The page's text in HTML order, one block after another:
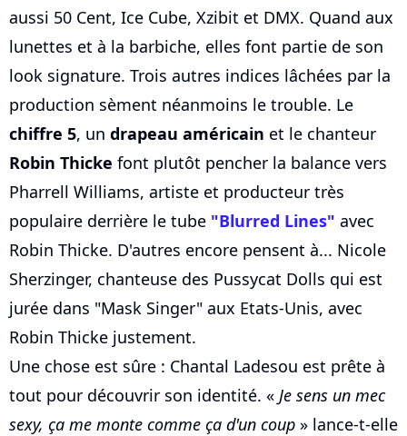
aussi 50 Cent, Ice Cube, Xzibit et DMX. Quand aux
lunettes et à la barbiche, elles font partie de son
look signature. Trois autres indices lâchées par la
production sèment néanmoins le trouble. Le
chiffre 5, un drapeau américain et le chanteur
Robin Thicke font plutôt pencher la balance vers
Pharrell Williams, artiste et producteur très
populaire derrière le tube "Blurred Lines" avec
Robin Thicke. D'autres encore pensent à... Nicole
Sherzinger, chanteuse des Pussycat Dolls qui est
jurée dans "Mask Singer" aux Etats-Unis, avec
Robin Thicke justement.
Une chose est sûre : Chantal Ladesou est prête à
tout pour découvrir son identité. « Je sens un mec
sexy, ça me monte comme ça d'un coup » lance-t-elle